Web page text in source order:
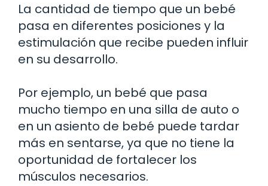
La cantidad de tiempo que un bebé
pasa en diferentes posiciones y la
estimulación que recibe pueden influir
en su desarrollo.
Por ejemplo, un bebé que pasa
mucho tiempo en una silla de auto o
en un asiento de bebé puede tardar
más en sentarse, ya que no tiene la
oportunidad de fortalecer los
músculos necesarios.